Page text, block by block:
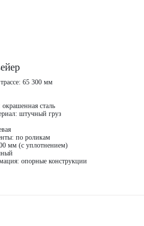
65 300 мм
сталь
штучный груз
по роликам
мм (с уплотнением)
опорные конструкции